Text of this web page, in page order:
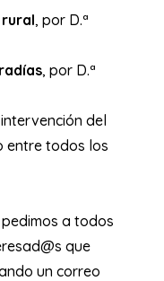
, por D.ª
, por D.ª
del
entre todos los
a todos
que
un correo